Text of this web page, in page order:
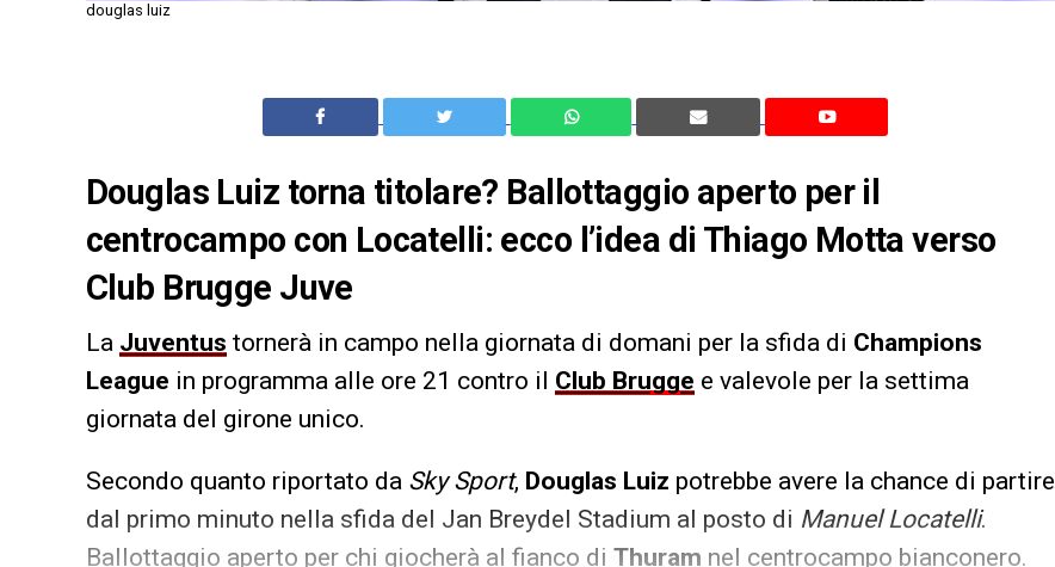
douglas luiz
Douglas Luiz torna titolare? Ballottaggio aperto per il
centrocampo con Locatelli: ecco l’idea di Thiago Motta verso
Club Brugge Juve
La Juventus tornerà in campo nella giornata di domani per la sfida di Champions
League in programma alle ore 21 contro il Club Brugge e valevole per la settima
giornata del girone unico.
Secondo quanto riportato da Sky Sport, Douglas Luiz potrebbe avere la chance di partire
dal primo minuto nella sfida del Jan Breydel Stadium al posto di Manuel Locatelli.
Ballottaggio aperto per chi giocherà al fianco di Thuram nel centrocampo bianconero.